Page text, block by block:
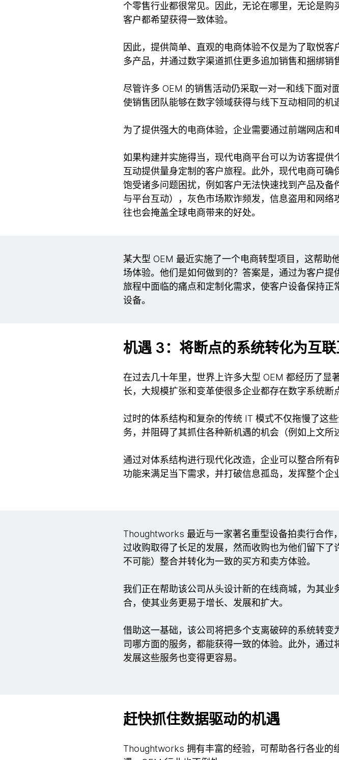
个零售行业都很常见。因此，无论在哪里，无论是购
客户都希望获得一致体验。
因此，提供简单、直观的电商体验不仅是为了取悦
多产品，并通过数字渠道抓住更多追加销售和捆绑销
尽管许多 OEM 的销售活动仍采取一对一和线下面对
使销售团队能够在数字领域获得与线下互动相同的机
为了提供强大的电商体验，企业需要通过前端网店和
如果构建并实施得当，现代电商平台可以为访客提
互动提供量身定制的客户旅程。此外，现代电商可
饱受诸多问题困扰，例如客户无法快速找到产品及
与平台互动），灰色市场欺诈频发，信息盗用和网
往也会掩盖全球电商带来的好处。
某大型 OEM 最近实施了一个电商转型项目，这帮
场体验。他们是如何做到的？答案是，通过为客户
旅程中面临的痛点和定制化需求，使客户设备保持
设备。
机遇 3：将断点的系统转化为互
在过去几十年里，世界上许多大型 OEM 都经历了显
长，大规模扩张和变革使很多企业都存在数字系统断
过时的体系结构和复杂的传统 IT 模式不仅拖慢了这
务，并阻碍了其抓住各种新机遇的机会（例如上文所
通过对体系结构进行现代化改造，企业可以整合所
功能来满足当下需求，并打破信息孤岛，发挥整个企
Thoughtworks 最近与一家著名重型设备拍卖行合作
过收购取得了长足的发展，然而收购也为他们留下
不可能）整合并转化为一致的买方和卖方体验。
我们正在帮助该公司从头设计新的在线商城，为其
合，使其业务更易于增长、发展和扩大。
借助这一基础，该公司将把多个支离破碎的系统转
司哪方面的服务，都能获得一致的体验。此外，通
发展这些服务也变得更容易。
赶快抓住数据驱动的机遇
Thoughtworks 拥有丰富的经验，可帮助各行各业的